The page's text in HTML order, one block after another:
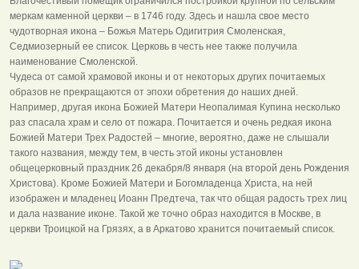
меркам каменной церкви – в 1746 году. Здесь и нашла свое место
чудотворная икона – Божья Матерь Одигитрия Смоленская,
Седмиозерный ее список. Церковь в честь нее также получила
наименование Смоленской.
Чудеса от самой храмовой иконы и от некоторых других почитаемых
образов не прекращаются от эпохи обретения до наших дней.
Например, другая икона Божией Матери Неопалимая Купина несколько
раз спасала храм и село от пожара. Почитается и очень редкая икона
Божией Матери Трех Радостей – многие, вероятно, даже не слышали
такого названия, между тем, в честь этой иконы установлен
общецерковный праздник 26 декабря/8 января (на второй день Рождения
Христова). Кроме Божией Матери и Богомладенца Христа, на ней
изображен и младенец Иоанн Предтеча, так что общая радость трех лиц
и дала название иконе. Такой же точно образ находится в Москве, в
церкви Троицкой на Грязях, а в Аркатово хранится почитаемый список.